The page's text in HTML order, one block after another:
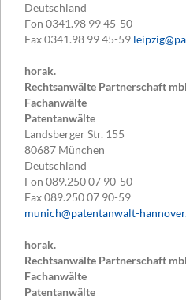
Deutschland
Fon 0341.98 99 45-50
Fax0341.98 99 45-59
horak.
Rechtsanwälte Partnerschaft
Fachanwälte
Patentanwälte
Landsberger Str. 155
80687 München
Deutschland
Fon 089.250 07 90-50
Fax089.250 07 90-59
munich@patentanwalt-
horak.
Rechtsanwälte Partnerschaft
Fachanwälte
Patentanwälte